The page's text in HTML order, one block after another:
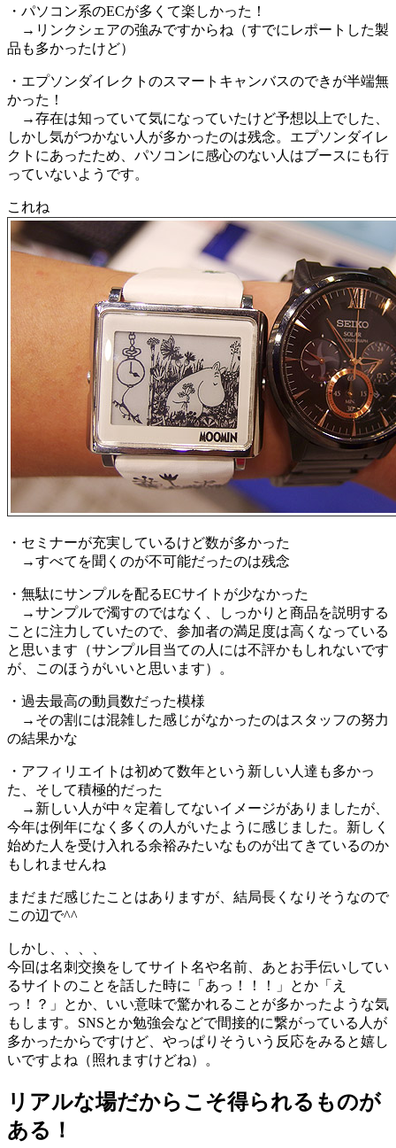
・パソコン系のECが多くて楽しかった！
→リンクシェアの強みですからね（すでにレポートした製
品も多かったけど）
・エプソンダイレクトのスマートキャンバスのできが半端無
かった！
→存在は知っていて気になっていたけど予想以上でした、
しかし気がつかない人が多かったのは残念。エプソンダイレ
クトにあったため、パソコンに感心のない人はブースにも行
っていないようです。
これね
・セミナーが充実しているけど数が多かった
→すべてを聞くのが不可能だったのは残念
・無駄にサンプルを配るECサイトが少なかった
→サンプルで濁すのではなく、しっかりと商品を説明する
ことに注力していたので、参加者の満足度は高くなっている
と思います（サンプル目当ての人には不評かもしれないです
が、このほうがいいと思います）。
・過去最高の動員数だった模様
→その割には混雑した感じがなかったのはスタッフの努力
の結果かな
・アフィリエイトは初めて数年という新しい人達も多かっ
た、そして積極的だった
→新しい人が中々定着してないイメージがありましたが、
今年は例年になく多くの人がいたように感じました。新しく
始めた人を受け入れる余裕みたいなものが出てきているのか
もしれませんね
まだまだ感じたことはありますが、結局長くなりそうなので
この辺で^^
しかし、、、、
今回は名刺交換をしてサイト名や名前、あとお手伝いしてい
るサイトのことを話した時に「あっ！！！」とか「え
っ！？」とか、いい意味で驚かれることが多かったような気
もします。SNSとか勉強会などで間接的に繋がっている人が
多かったからですけど、やっぱりそういう反応をみると嬉し
いですよね（照れますけどね）。
リアルな場だからこそ得られるものが
ある！